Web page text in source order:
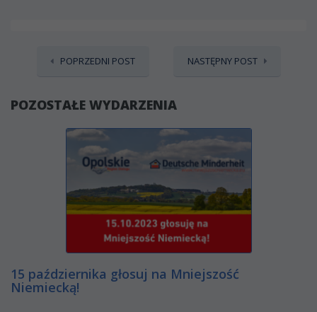
POPRZEDNI POST NASTĘPNY POST
POZOSTAŁE WYDARZENIA
15 października głosuj na Mniejszość
Niemiecką!